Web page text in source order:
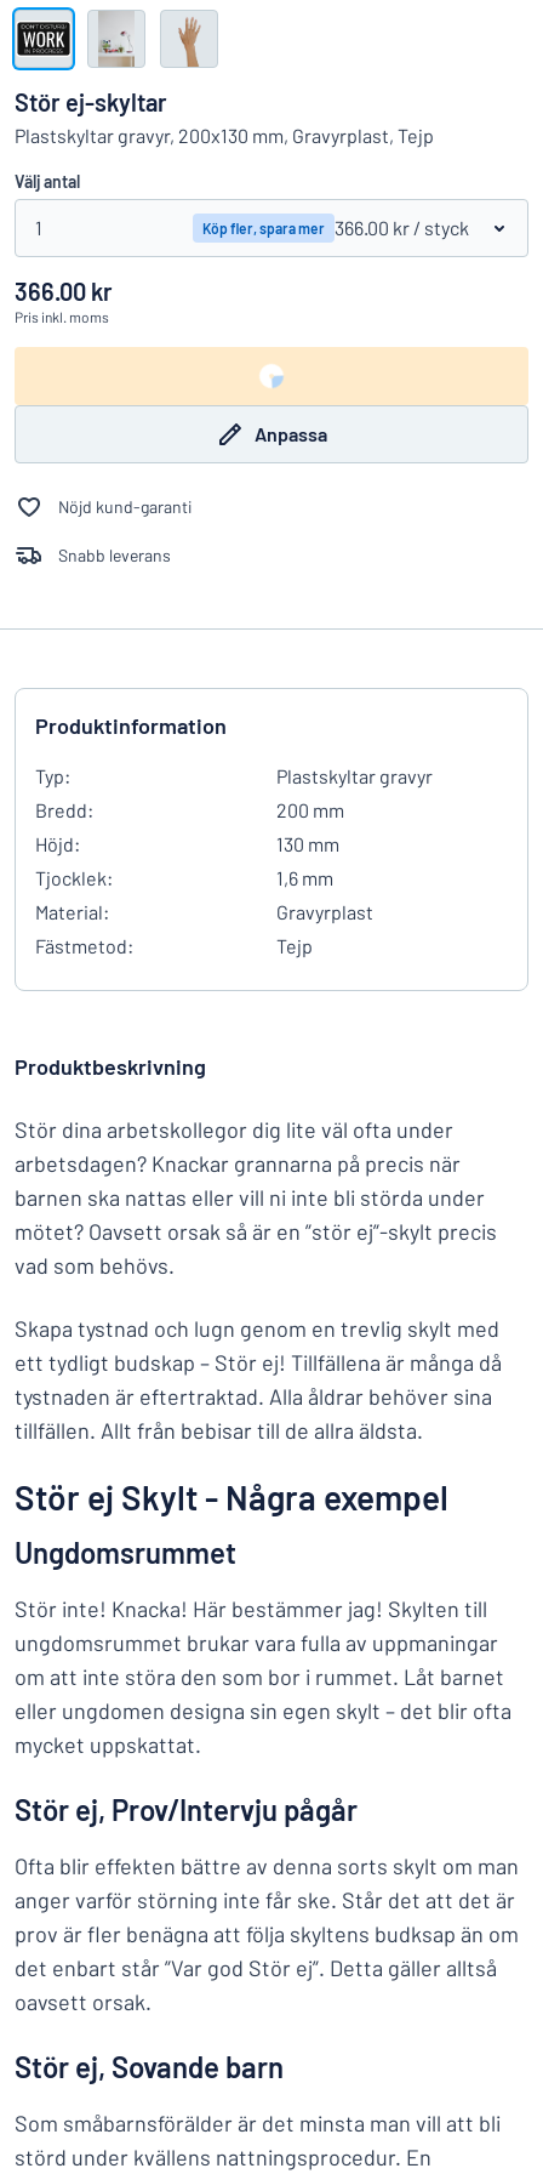
Hittar du inte det du söker? Börja designa din skylt
Visa alla kategorier
Logga
in
Kundservice
Privatperson Företag
Stör ej-skyltar
Plastskyltar gravyr, 200x130 mm, Gravyrplast, Tejp
Välj antal
1 Köp fler, spara mer 366.00 kr / styck
366.00 kr
Pris inkl. moms
Anpassa
Nöjd kund-garanti
Snabb leverans
Produktinformation
Typ:
Plastskyltar gravyr
Bredd:
200 mm
Höjd:
130 mm
Tjocklek:
1,6 mm
Material:
Gravyrplast
Fästmetod:
Tejp
Produktbeskrivning
Stör dina arbetskollegor dig lite väl ofta under
arbetsdagen? Knackar grannarna på precis när
barnen ska nattas eller vill ni inte bli störda under
mötet? Oavsett orsak så är en ”stör ej”-skylt precis
vad som behövs.
Skapa tystnad och lugn genom en trevlig skylt med
ett tydligt budskap – Stör ej! Tillfällena är många då
tystnaden är eftertraktad. Alla åldrar behöver sina
tillfällen. Allt från bebisar till de allra äldsta.
Stör ej Skylt - Några exempel
Ungdomsrummet
Stör inte! Knacka! Här bestämmer jag! Skylten till
ungdomsrummet brukar vara fulla av uppmaningar
om att inte störa den som bor i rummet. Låt barnet
eller ungdomen designa sin egen skylt – det blir ofta
mycket uppskattat.
Stör ej, Prov/Intervju pågår
Ofta blir effekten bättre av denna sorts skylt om man
anger varför störning inte får ske. Står det att det är
prov är fler benägna att följa skyltens budksap än om
det enbart står ”Var god Stör ej”. Detta gäller alltså
oavsett orsak.
Stör ej, Sovande barn
Som småbarnsförälder är det minsta man vill att bli
störd under kvällens nattningsprocedur. En